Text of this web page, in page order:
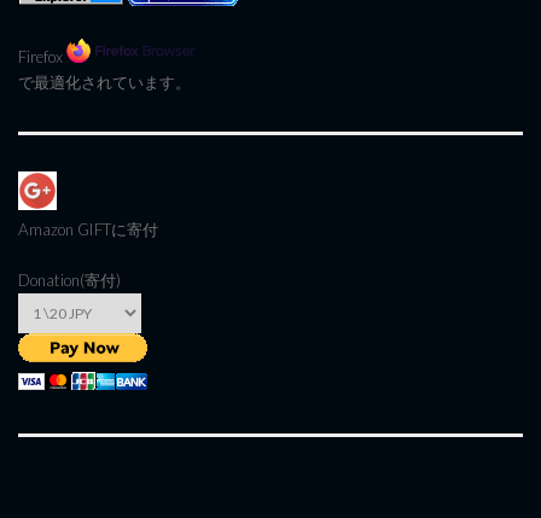
Firefox
で最適化されています。
Amazon GIFTに寄付
Donation(寄付)